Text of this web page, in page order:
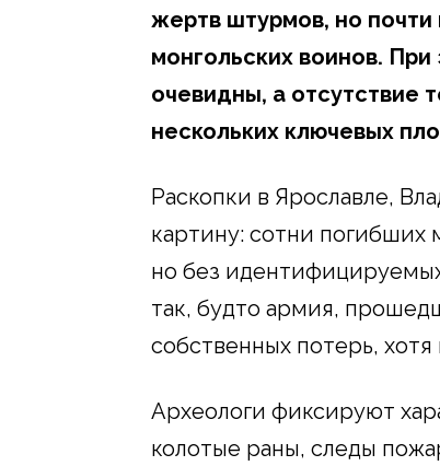
жертв штурмов, но почти
монгольских воинов.
очевидны, а отсутствие
нескольких ключевых
Раскопки в Ярославле,
картину: сотни
но без
так, будто армия,
собственных потерь,
Археологи фиксируют
колотые раны, следы